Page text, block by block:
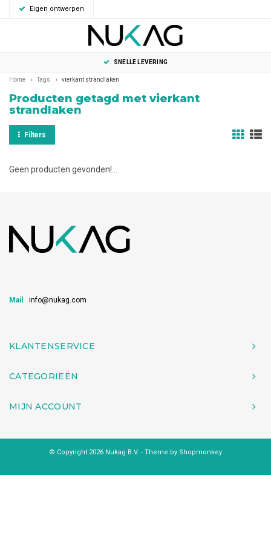
Eigen ontwerpen
SNELLE LEVERING
Home Tags vierkant strandlaken
Producten getagd met vierkant
strandlaken
Filters
Geen producten gevonden!...
Mail info@nukag.com
KLANTENSERVICE
CATEGORIEËN
MIJN ACCOUNT
© Copyright 2026 Nukag B.V. - Theme by Shopmonkey